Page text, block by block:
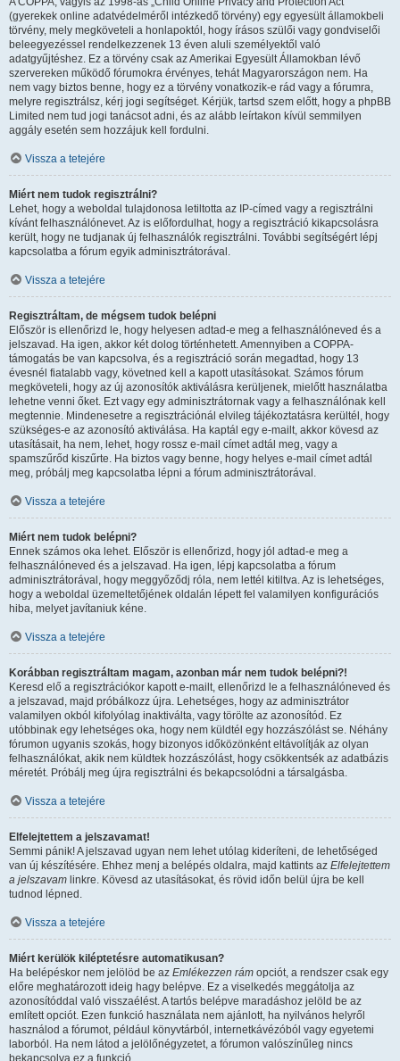
(gyerekek online adatvédelméről intézkedő törvény) egy egyesült államokbeli
törvény, mely megköveteli a honlapoktól, hogy írásos szülői vagy gondviselői
beleegyezéssel rendelkezzenek 13 éven aluli személyektől való
adatgyűjtéshez. Ez a törvény csak az Amerikai Egyesült Államokban lévő
szervereken működő fórumokra érvényes, tehát Magyarországon nem. Ha
nem vagy biztos benne, hogy ez a törvény vonatkozik-e rád vagy a fórumra,
melyre regisztrálsz, kérj jogi segítséget. Kérjük, tartsd szem előtt, hogy a phpBB
Limited nem tud jogi tanácsot adni, és az alább leírtakon kívül semmilyen
aggály esetén sem hozzájuk kell fordulni.
Vissza a tetejére
Miért nem tudok regisztrálni?
Lehet, hogy a weboldal tulajdonosa letiltotta az IP-címed vagy a regisztrálni
kívánt felhasználónevet. Az is előfordulhat, hogy a regisztráció kikapcsolásra
került, hogy ne tudjanak új felhasználók regisztrálni. További segítségért lépj
kapcsolatba a fórum egyik adminisztrátorával.
Vissza a tetejére
Regisztráltam, de mégsem tudok belépni
Először is ellenőrizd le, hogy helyesen adtad-e meg a felhasználóneved és a
jelszavad. Ha igen, akkor két dolog történhetett. Amennyiben a COPPA-
támogatás be van kapcsolva, és a regisztráció során megadtad, hogy 13
évesnél fiatalabb vagy, követned kell a kapott utasításokat. Számos fórum
megköveteli, hogy az új azonosítók aktiválásra kerüljenek, mielőtt használatba
lehetne venni őket. Ezt vagy egy adminisztrátornak vagy a felhasználónak kell
megtennie. Mindenesetre a regisztrációnál elvileg tájékoztatásra kerültél, hogy
szükséges-e az azonosító aktiválása. Ha kaptál egy e-mailt, akkor kövesd az
utasításait, ha nem, lehet, hogy rossz e-mail címet adtál meg, vagy a
spamszűrőd kiszűrte. Ha biztos vagy benne, hogy helyes e-mail címet adtál
meg, próbálj meg kapcsolatba lépni a fórum adminisztrátorával.
Vissza a tetejére
Miért nem tudok belépni?
Ennek számos oka lehet. Először is ellenőrizd, hogy jól adtad-e meg a
felhasználóneved és a jelszavad. Ha igen, lépj kapcsolatba a fórum
adminisztrátorával, hogy meggyőződj róla, nem lettél kitiltva. Az is lehetséges,
hogy a weboldal üzemeltetőjének oldalán lépett fel valamilyen konfigurációs
hiba, melyet javítaniuk kéne.
Vissza a tetejére
Korábban regisztráltam magam, azonban már nem tudok belépni?!
Keresd elő a regisztrációkor kapott e-mailt, ellenőrizd le a felhasználóneved és
a jelszavad, majd próbálkozz újra. Lehetséges, hogy az adminisztrátor
valamilyen okból kifolyólag inaktiválta, vagy törölte az azonosítód. Ez
utóbbinak egy lehetséges oka, hogy nem küldtél egy hozzászólást se. Néhány
fórumon ugyanis szokás, hogy bizonyos időközönként eltávolítják az olyan
felhasználókat, akik nem küldtek hozzászólást, hogy csökkentsék az adatbázis
méretét. Próbálj meg újra regisztrálni és bekapcsolódni a társalgásba.
Vissza a tetejére
Elfelejtettem a jelszavamat!
Semmi pánik! A jelszavad ugyan nem lehet utólag kideríteni, de lehetőséged
van új készítésére. Ehhez menj a belépés oldalra, majd kattints az Elfelejtettem
a jelszavam linkre. Kövesd az utasításokat, és rövid időn belül újra be kell
tudnod lépned.
Vissza a tetejére
Miért kerülök kiléptetésre automatikusan?
Ha belépéskor nem jelölöd be az Emlékezzen rám opciót, a rendszer csak egy
előre meghatározott ideig hagy belépve. Ez a viselkedés meggátolja az
azonosítóddal való visszaélést. A tartós belépve maradáshoz jelöld be az
említett opciót. Ezen funkció használata nem ajánlott, ha nyilvános helyről
használod a fórumot, például könyvtárból, internetkávézóból vagy egyetemi
laborból. Ha nem látod a jelölőnégyzetet, a fórumon valószínűleg nincs
bekapcsolva ez a funkció.